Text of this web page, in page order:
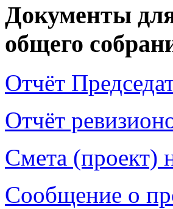
Документы
общего
Отчёт
Отчёт
Смета (проект)
Сообщение о